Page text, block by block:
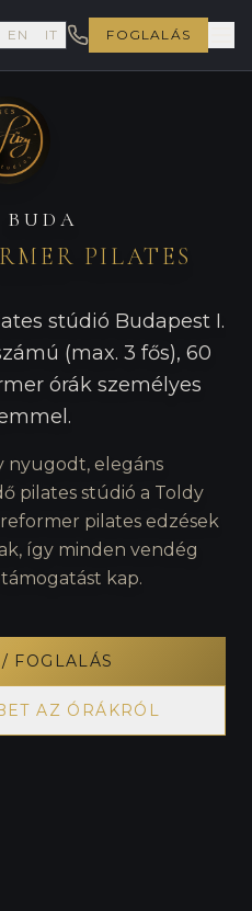
EN IT FOGLALÁS
BUDA
PILATES
stúdió Budapest I.
(max. 3 fős), 60
órák személyes
nyugodt, elegáns
pilates stúdió a Toldy
pilates edzések
így minden vendég
kap.
FOGLALÁS
AZ ÓRÁKRÓL